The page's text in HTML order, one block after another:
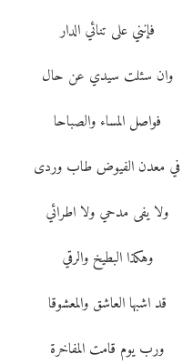
فإنني على تنائي الدار
وان سئلت سيدي عن حال
فواصل المساء والصباحا
في معدن الفيوض طاب وردى
ولا يفى مدحي ولا اطرائي
وهكذا البطيخ والرقي
قد اشبها العاشق والمعشوقا
ورب يوم قامت المفاخرة